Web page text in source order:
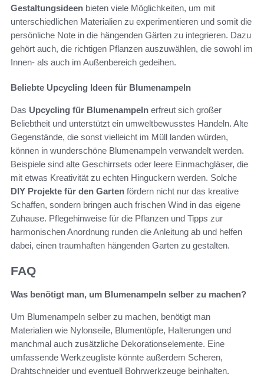
Gestaltungsideen bieten viele Möglichkeiten, um mit
unterschiedlichen Materialien zu experimentieren und somit die
persönliche Note in die hängenden Gärten zu integrieren. Dazu
gehört auch, die richtigen Pflanzen auszuwählen, die sowohl im
Innen- als auch im Außenbereich gedeihen.
Beliebte Upcycling Ideen für Blumenampeln
Das Upcycling für Blumenampeln erfreut sich großer
Beliebtheit und unterstützt ein umweltbewusstes Handeln. Alte
Gegenstände, die sonst vielleicht im Müll landen würden,
können in wunderschöne Blumenampeln verwandelt werden.
Beispiele sind alte Geschirrsets oder leere Einmachgläser, die
mit etwas Kreativität zu echten Hinguckern werden. Solche
DIY Projekte für den Garten fördern nicht nur das kreative
Schaffen, sondern bringen auch frischen Wind in das eigene
Zuhause. Pflegehinweise für die Pflanzen und Tipps zur
harmonischen Anordnung runden die Anleitung ab und helfen
dabei, einen traumhaften hängenden Garten zu gestalten.
FAQ
Was benötigt man, um Blumenampeln selber zu machen?
Um Blumenampeln selber zu machen, benötigt man
Materialien wie Nylonseile, Blumentöpfe, Halterungen und
manchmal auch zusätzliche Dekorationselemente. Eine
umfassende Werkzeugliste könnte außerdem Scheren,
Drahtschneider und eventuell Bohrwerkzeuge beinhalten.